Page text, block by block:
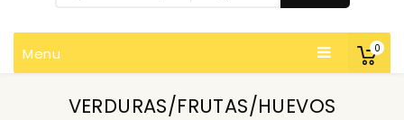
0
Menu
VERDURAS/FRUTAS/HUEVOS